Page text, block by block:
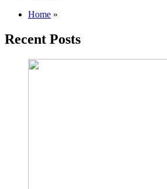
Home »
Recent Posts